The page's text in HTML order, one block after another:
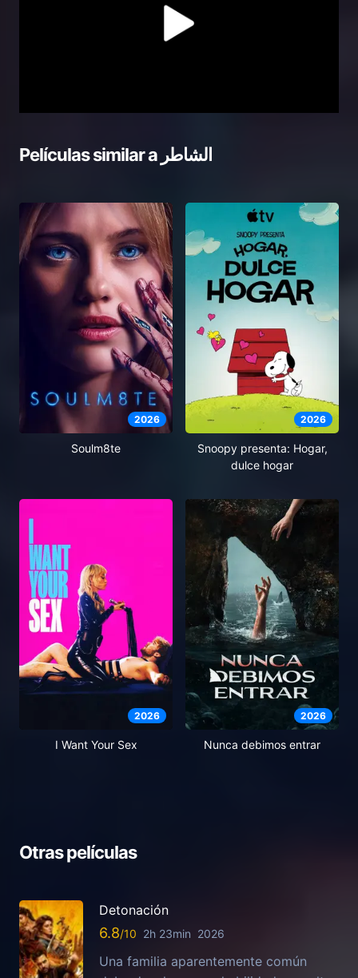
Películas similar a الشاطر
2026
Soulm8te
2026
Snoopy presenta: Hogar,
dulce hogar
2026
I Want Your Sex
2026
Nunca debimos entrar
Otras películas
Detonación
6.8 2h 23min 2026
Una familia aparentemente común